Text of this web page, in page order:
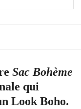
Sac Bohème
qui
Look Boho.